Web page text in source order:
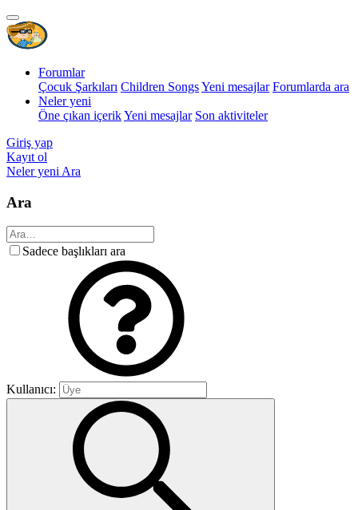
Forumlar
Çocuk Şarkıları Children SongsYeni mesajlar Forumlarda ara
Neler yeni
Öne çıkan içerikYeni mesajlar Son aktiviteler
Giriş yap
Kayıt ol
Neler yeni Ara
Ara
Sadece başlıkları ara
Kullanıcı: